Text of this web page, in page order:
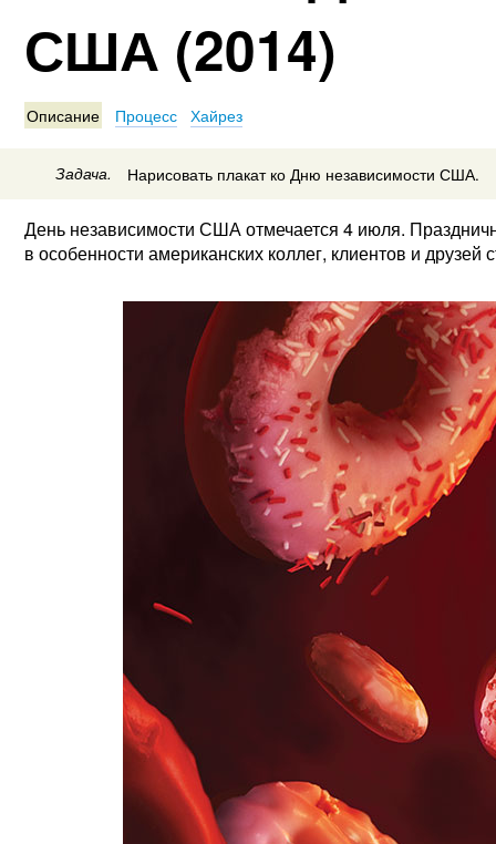
США (2014)
Описание Процесс Хайрез
Задача. Нарисовать плакат ко Дню независимости США.
День независимости США отмечается 4 июля.
в особенности американских коллег, клиентов и друзей